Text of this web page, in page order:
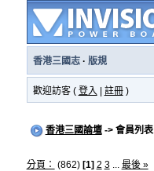
香港三國志· 版規
歡迎訪客 ( 登入 註冊)
香港三國論壇-> 會員列表
分頁： (862) [1] 2 3... 最後 »